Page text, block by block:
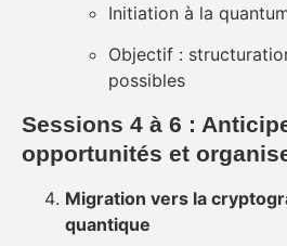
Initiation à la
Objectif :
possibles
Sessions 4 à 6 :
opportunités et
Migration vers la
quantique